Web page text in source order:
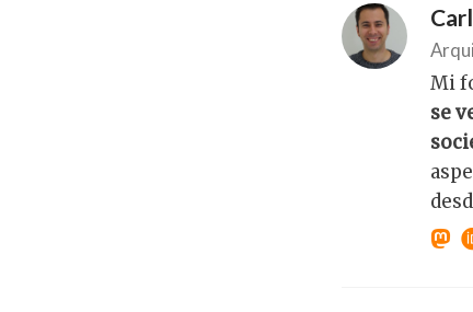
Mi
se